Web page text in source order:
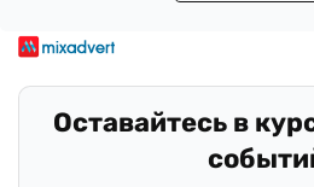
Оставайтесь в